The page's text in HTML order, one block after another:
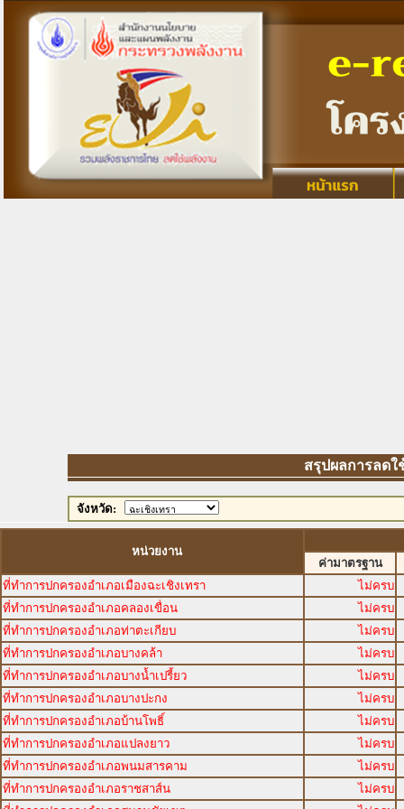
สรุปผลการลดใช้
จังหวัด:
หน่วยงาน
ค่ามาตรฐาน
ที่ทำการปกครองอำเภอเมืองฉะเชิงเทรา
ไม่ครบ
ที่ทำการปกครองอำเภอคลองเขื่อน
ไม่ครบ
ที่ทำการปกครองอำเภอท่าตะเกียบ
ไม่ครบ
ที่ทำการปกครองอำเภอบางคล้า
ไม่ครบ
ที่ทำการปกครองอำเภอบางน้ำเปรี้ยว
ไม่ครบ
ที่ทำการปกครองอำเภอบางปะกง
ไม่ครบ
ที่ทำการปกครองอำเภอบ้านโพธิ์
ไม่ครบ
ที่ทำการปกครองอำเภอแปลงยาว
ไม่ครบ
ที่ทำการปกครองอำเภอพนมสารคาม
ไม่ครบ
ที่ทำการปกครองอำเภอราชสาส์น
ไม่ครบ